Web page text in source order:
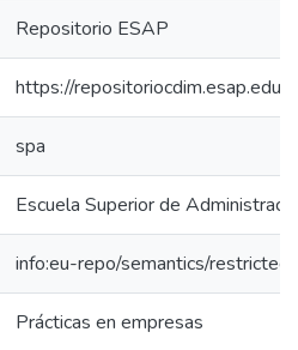
Repositorio ESAP
https://
spa
Escuela Superior de
info:eu-repo/semantics/
Prácticas en empresas